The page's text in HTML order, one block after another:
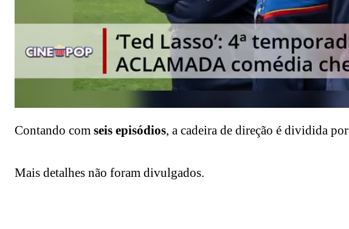
Contando com seis episódios, a cadeira de direção é dividida por
Mais detalhes não foram divulgados.